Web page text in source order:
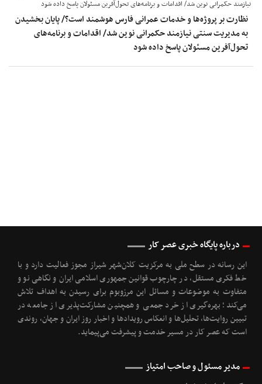
نظارت بر پروژه‌ها و خدمات عمرانی فارس هوشمند است؟/ پایان بخشیدن
به مدیریت سنتی نیازمند حکمرانی نوین شد/ اقدامات و برنامه‌های
تحول‌آفرین مسئولان پاسخ داده شود
درباره پایگاه خبری عصر کار
این رسانه در سطح ملی به مرکزیت کلان‌شهر شیراز مجوز فعالیت دارد و با
خط فکری مستقل، در چارچوب قوانین جمهوری اسلامی ایران و نگاهی نو و
متفاوت به موضوعات ‌و مسائل این مرزوبوم برای رسیدن به اهداف تلاش
می‌کند؛ بهره‌گیری از خرد جمعی و همچنین مشارکت‌پذیری از جامعه در
تبیین روایت‌ها، تحلیل‌ها و انعکاس رویدادها و اخبار روز ایران و جهان، روندی
است که عصر کار در مسیر خدمت و پیشرفت می‌پیماید.
مدیر مسئول و صاحب امتیاز